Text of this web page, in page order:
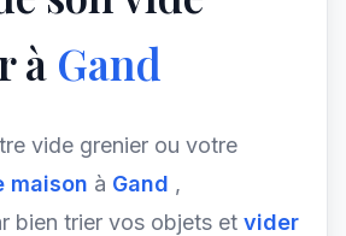
à Gand
vide grenier ou votre
maison à Gand ,
bien trier vos objets et vider